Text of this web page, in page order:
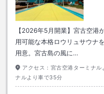
【2026年5月開業】宮古空港
用可能な本格ロウリュサウナ
用意。宮古島の風に…
アクセス： 宮古空港ターミナル
ナルより車で35分